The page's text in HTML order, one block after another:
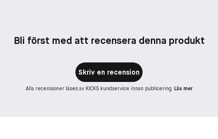
Bli först med att recensera denna produkt
Skriv en recension
Alla recensioner läses av KICKS kundservice innan publicering. Läs mer